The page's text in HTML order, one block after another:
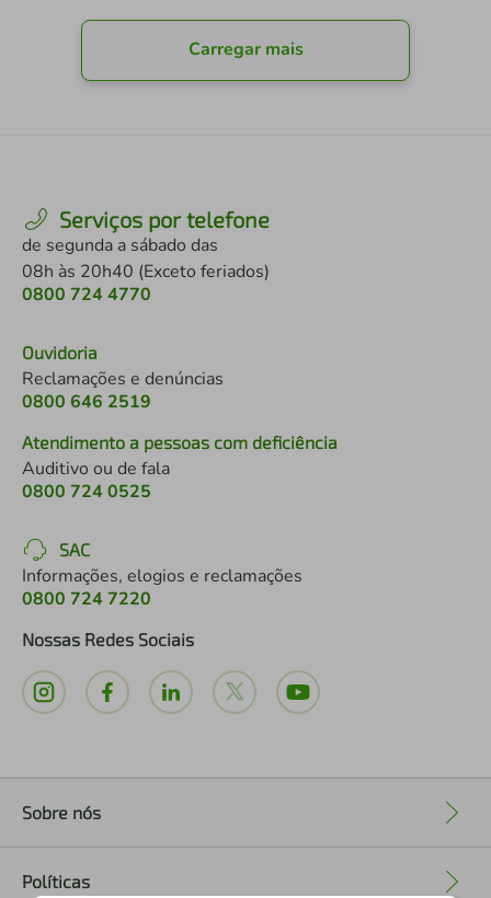
Carregar mais
Serviços por telefone
de segunda a sábado das
08h às 20h40 (Exceto feriados)
0800 724 4770
Ouvidoria
Reclamações e denúncias
0800 646 2519
Atendimento a pessoas com deficiência
Auditivo ou de fala
0800 724 0525
SAC
Informações, elogios e reclamações
0800 724 7220
Nossas Redes Sociais
Sobre nós
Políticas